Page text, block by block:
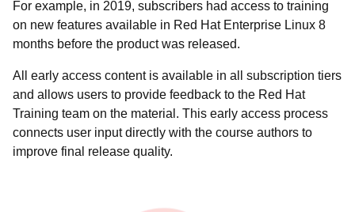
For example, in 2019, subscribers had access to training
on new features available in Red Hat Enterprise Linux 8
months before the product was released.
All early access content is available in all subscription tiers
and allows users to provide feedback to the Red Hat
Training team on the material. This early access process
connects user input directly with the course authors to
improve final release quality.